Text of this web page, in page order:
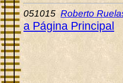
051015Roberto
a Página Principal